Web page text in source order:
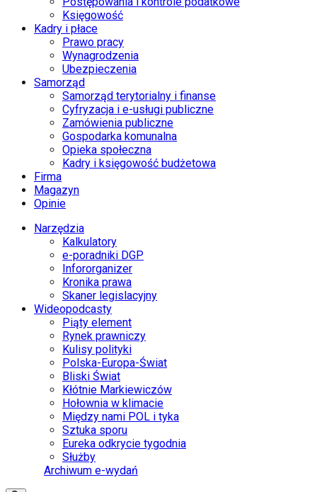
Księgowość
Kadry i płace
Prawo pracy
Wynagrodzenia
Ubezpieczenia
Samorząd
Samorząd terytorialny i finanse
Cyfryzacja i e-usługi publiczne
Zamówienia publiczne
Gospodarka komunalna
Opieka społeczna
Kadry i księgowość budżetowa
Firma
Magazyn
Opinie
Narzędzia
Kalkulatory
e-poradniki DGP
Infororganizer
Kronika prawa
Skaner legislacyjny
Wideopodcasty
Piąty element
Rynek prawniczy
Kulisy polityki
Polska-Europa-Świat
Bliski Świat
Kłótnie Markiewiczów
Hołownia w klimacie
Między nami POL i tyka
Sztuka sporu
Eureka odkrycie tygodnia
Służby
Archiwum e-wydań